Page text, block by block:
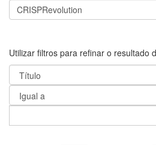
Utilizar filtros para refinar o resultado